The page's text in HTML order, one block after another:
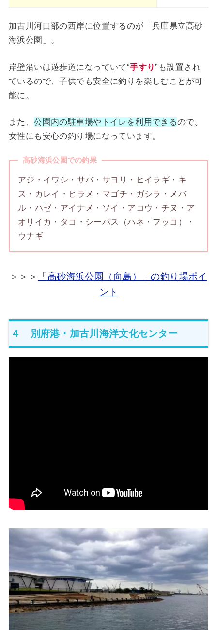
加古川河口部の西岸に位置するのが「兵庫県立高砂
海浜公園」。
岸壁沿いは遊歩道になっていて“手すり”も設置され
ているので、子供でも安全に釣りを楽しむことが可
能に。
また、公園内の駐車場やトイレを利用できるので、
女性にも安心の釣り場になっています。
高砂海浜公園での釣果
アジ・イワシ・サバ・サヨリ・ヒイラギ・キ
ス・カレイ・ヒラメ・マゴチ・ガシラ・メバ
ル・ハゼ・アイナメ・ソイ・アコウ・チヌ・ア
オリイカ・タコ・シーバス（ハネ・フッコ）・
ウナギ
＞＞＞
「高砂海浜公園（向島）」の釣り場ポイ
ント
４ 別府港・加古川海洋文化センター